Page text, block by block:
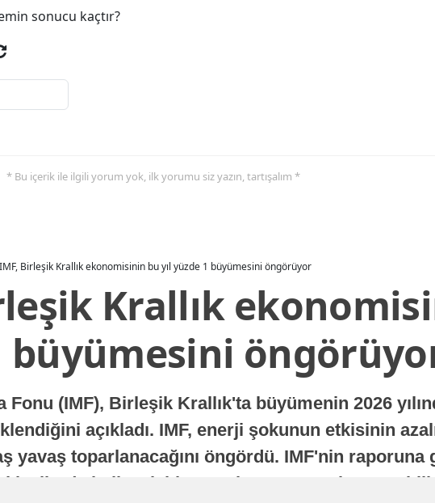
sonucu kaçtır?
* Bu içerik ile ilgili yorum yok, ilk yorumu siz yazın, tartışalım *
IMF, Birleşik Krallık ekonomisinin bu yıl yüzde 1 büyümesini öngörüyor
Krallık
büyümesini
Fonu (IMF), Birleşik Krallık'ta büyümenin 2026
açıkladı. IMF, enerji şokunun etkisinin
yavaş toparlanacağını öngördü. IMF'nin raporuna
yıllarda istikrarlı bir toparlanma süreci